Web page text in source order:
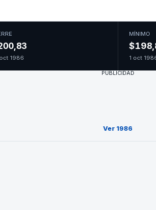
1986
MÍNIMO
1 oct
PUBLICIDAD
Ver 1986